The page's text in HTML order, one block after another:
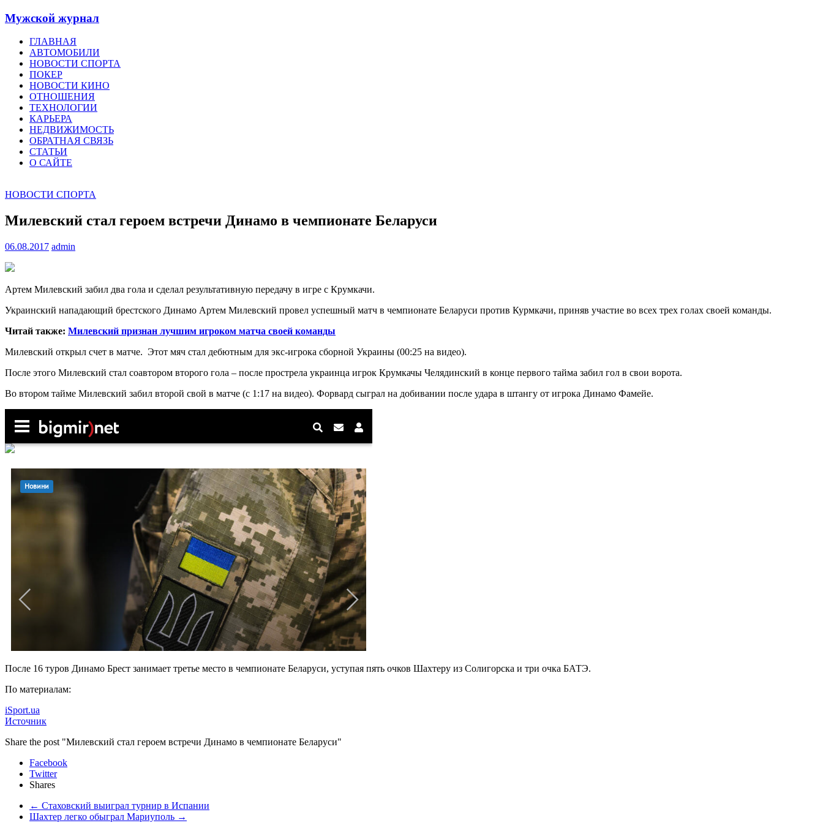
Мужской журнал
ГЛАВНАЯ
АВТОМОБИЛИ
НОВОСТИ СПОРТА
ПОКЕР
НОВОСТИ КИНО
ОТНОШЕНИЯ
ТЕХНОЛОГИИ
КАРЬЕРА
НЕДВИЖИМОСТЬ
ОБРАТНАЯ СВЯЗЬ
СТАТЬИ
О САЙТЕ
НОВОСТИ СПОРТА
Милевский стал героем встречи Динамо в чемпионате Беларуси
06.08.2017 admin
Артем Милевский забил два гола и сделал результативную передачу в игре с Крумкачи.
Украинский нападающий брестского Динамо Артем Милевский провел успешный матч в чемпионате Беларуси против Курмкачи, приняв участие во всех трех голах своей команды.
Читай также: Милевский признан лучшим игроком матча своей команды
Милевский открыл счет в матче. Этот мяч стал дебютным для экс-игрока сборной Украины (00:25 на видео).
После этого Милевский стал соавтором второго гола – после прострела украинца игрок Крумкачы Челядинский в конце первого тайма забил гол в свои ворота.
Во втором тайме Милевский забил второй свой в матче (с 1:17 на видео). Форвард сыграл на добивании после удара в штангу от игрока Динамо Фамейе.
После 16 туров Динамо Брест занимает третье место в чемпионате Беларуси, уступая пять очков Шахтеру из Солигорска и три очка БАТЭ.
По материалам:
iSport.ua
Источник
Share the post "Милевский стал героем встречи Динамо в чемпионате Беларуси"
Facebook
Twitter
Shares
← Стаховский выиграл турнир в Испании
Шахтер легко обыграл Мариуполь →